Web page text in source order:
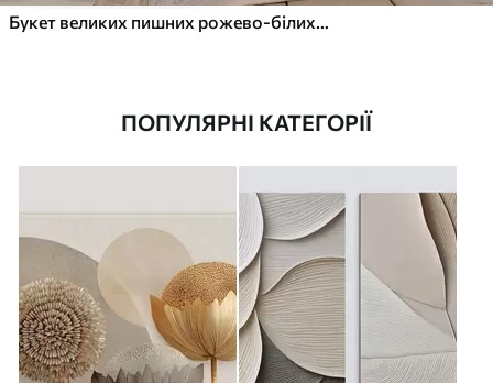
Букет великих пишних рожево-білих квітів півонії із зеленим листям на м’якому розмитому фоні
ПОПУЛЯРНІ КАТЕГОРІЇ